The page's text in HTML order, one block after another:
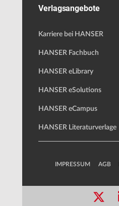
Verlagsangebote
Karriere bei HANSER
HANSER Fachbuch
HANSER eLibrary
HANSER eSolutions
HANSER eCampus
HANSER Literaturverlage
IMPRESSUM AGB